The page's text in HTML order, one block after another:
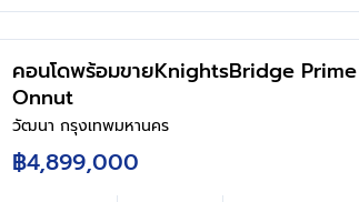
คอนโดพร้อมขายKnightsBridge Prime
Onnut
วัฒนา กรุงเทพมหานคร
฿4,899,000